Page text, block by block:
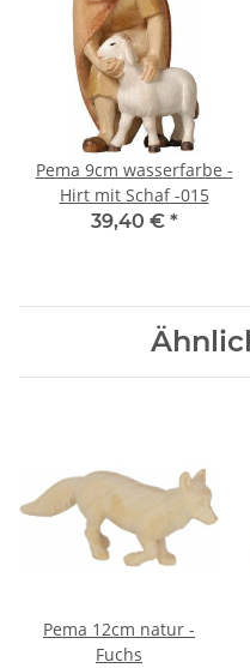
Pema 9cm wasserfarbe -
Hirt mit Schaf -015
39,40 € *
Pema 12cm natur -
Fuchs